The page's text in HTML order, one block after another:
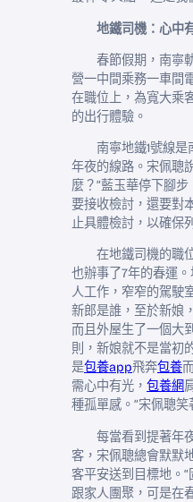
地鐵司機：心中
春節假期，南寧
營一中間乘務一車間
在職位上，為寬大乘
的出行體驗。
南寧地鐵1號線
年夜的線路。宋佩聰
麼？”藍玉華停下腳
要接收檢討，還要對
止具體檢討，以確保
在地鐵司機的職
也辦事了7年的春運。
人工作，窄窄的駕駛
新郎是誰，至於新娘
而且外屋生了一個大
則，新娘就不是當初
是包養app飛奔包養
需心中有光， 包養網
種孤單感。”宋佩聰笑
每當看到提著年
客，宋佩聰總會默默
客平安送到目標地。
跟家人團聚，可是在